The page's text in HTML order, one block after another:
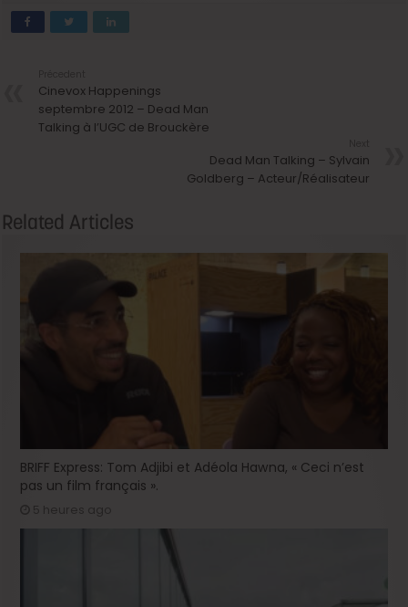
Cinevox Happenings
septembre 2012 – Dead Man
Talking à l’UGC de Brouckère
Dead Man Talking – Sylvain
Goldberg – Acteur/Réalisateur
Related Articles
BRIFF Express: Tom Adjibi et Adéola Hawna, « Ceci n’est
pas un film français ».
5 heures ago